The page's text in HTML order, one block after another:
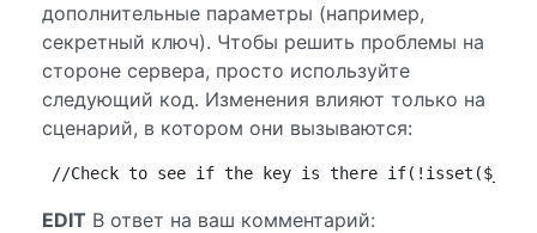
дополнительные параметры (например,
секретный ключ). Чтобы решить проблемы на
стороне сервера, просто используйте
следующий код. Изменения влияют только на
сценарий, в котором они вызываются:
//Check to see if the key is there
EDIT В ответ на ваш комментарий: